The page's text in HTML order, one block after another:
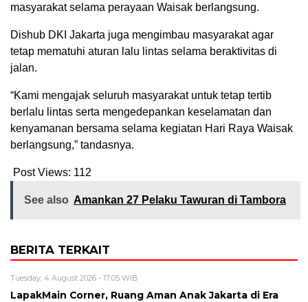
masyarakat selama perayaan Waisak berlangsung.
Dishub DKI Jakarta juga mengimbau masyarakat agar
tetap mematuhi aturan lalu lintas selama beraktivitas di
jalan.
“Kami mengajak seluruh masyarakat untuk tetap tertib
berlalu lintas serta mengedepankan keselamatan dan
kenyamanan bersama selama kegiatan Hari Raya Waisak
berlangsung,” tandasnya.
Post Views: 112
See also Amankan 27 Pelaku Tawuran di Tambora
BERITA TERKAIT
Tuesday, 4 August 2026 - 17:05 WIB
LapakMain Corner, Ruang Aman Anak Jakarta di Era